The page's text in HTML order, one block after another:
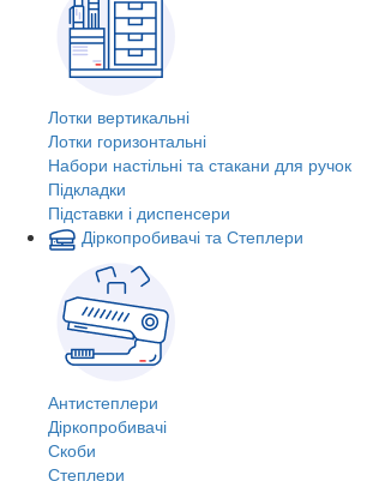
Лотки вертикальні
Лотки горизонтальні
Набори настільні та стакани для ручок
Підкладки
Підставки і диспенсери
Діркопробивачі та Степлери
Антистеплери
Діркопробивачі
Скоби
Степлери